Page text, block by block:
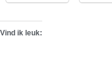
Vind ik leuk: